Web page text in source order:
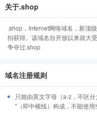
关于.shop
.shop，Internet网络域名，新顶
拍获得。该域名自开放以来就大
争夺过.shop
域名注册规则
只能由英文字母（a-z，不区
"（即中横线）构成，不能使